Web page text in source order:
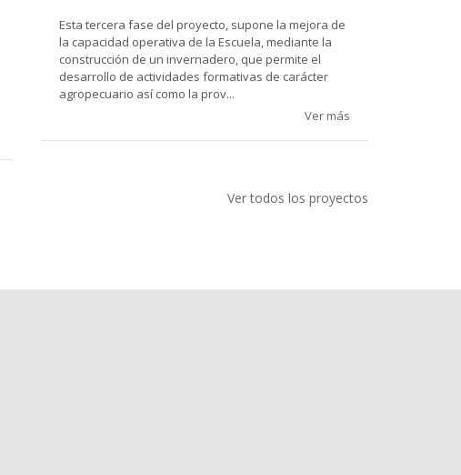
Esta tercera fase del proyecto, supone la mejora de
la capacidad operativa de la Escuela, mediante la
construcción de un invernadero, que permite el
desarrollo de actividades formativas de carácter
agropecuario así como la prov...
Ver más
Ver todos los proyectos